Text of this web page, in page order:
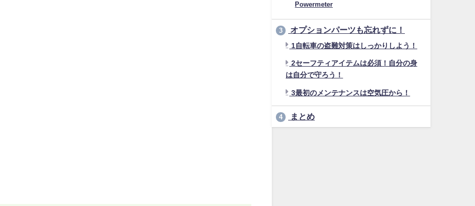
Powermeter
3 オプションパーツも忘れずに！
1自転車の盗難対策はしっかりしよう！
2セーフティアイテムは必須！自分の身
は自分で守ろう！
3最初のメンテナンスは空気圧から！
4 まとめ